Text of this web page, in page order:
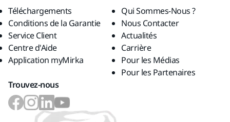
Téléchargements
Conditions de la Garantie
Service Client
Centre d'Aide
Application myMirka
Qui Sommes-Nous ?
Nous Contacter
Actualités
Carrière
Pour les Médias
Pour les Partenaires
Trouvez-nous